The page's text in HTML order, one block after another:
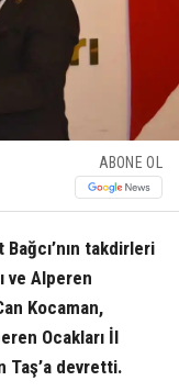
ABONE OL
takdirleri
ve Alperen
Kocaman,
Ocakları İl
Taş’a devretti.